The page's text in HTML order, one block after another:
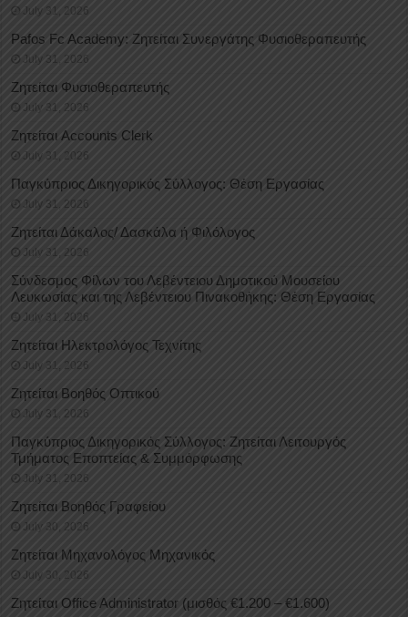
July 31, 2026
Pafos Fc Academy: Ζητείται Συνεργάτης Φυσιοθεραπευτής
July 31, 2026
Ζητείται Φυσιοθεραπευτής
July 31, 2026
Ζητείται Accounts Clerk
July 31, 2026
Παγκύπριος Δικηγορικός Σύλλογος: Θέση Εργασίας
July 31, 2026
Ζητείται Δάκαλος/ Δασκάλα ή Φιλόλογος
July 31, 2026
Σύνδεσμος Φίλων του Λεβέντειου Δημοτικού Μουσείου
Λευκωσίας και της Λεβέντειου Πινακοθήκης: Θέση Εργασίας
July 31, 2026
Ζητείται Ηλεκτρολόγος Τεχνίτης
July 31, 2026
Ζητείται Βοηθός Οπτικού
July 31, 2026
Παγκύπριος Δικηγορικός Σύλλογος: Ζητείται Λειτουργός
Τμήματος Εποπτείας & Συμμόρφωσης
July 31, 2026
Ζητείται Βοηθός Γραφείου
July 30, 2026
Ζητείται Μηχανολόγος Μηχανικός
July 30, 2026
Ζητείται Office Administrator (μισθός €1.200 – €1.600)